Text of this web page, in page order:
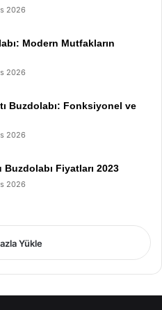
2026
Modern Mutfakların
2026
Buzdolabı: Fonksiyonel ve
2026
Fiyatları 2023
2026
Yükle